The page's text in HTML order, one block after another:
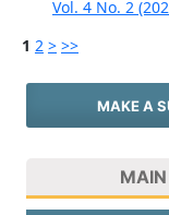
Vol. 4 No. 2
1 2 > >>
MAKE A